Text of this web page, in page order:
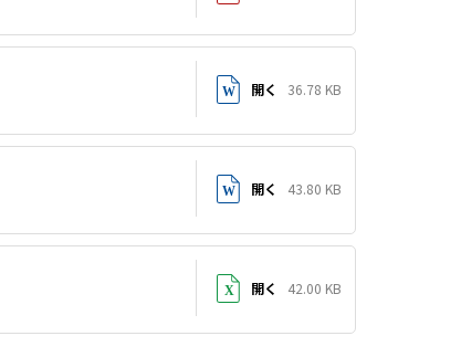
開く 36.78 KB
開く 43.80 KB
開く 42.00 KB